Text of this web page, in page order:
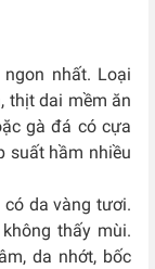
nhất. Loại
thịt dai mềm ăn
gà đá có cựa
suất hầm nhiều
da vàng tươi.
thấy mùi.
da nhớt, bốc